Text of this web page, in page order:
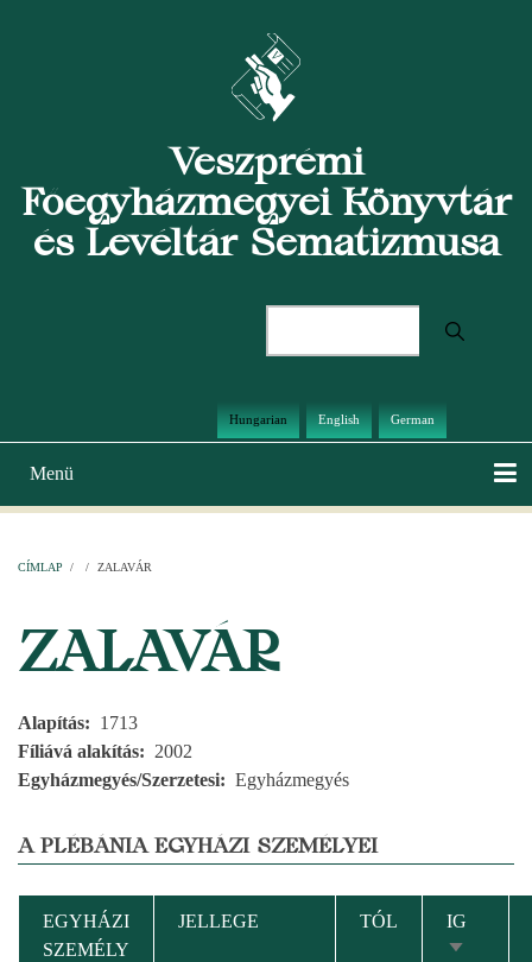
Veszprémi
Főegyházmegyei Könyvtár
és Levéltár Sematizmusa
Hungarian English German
Main
navigation
Menü
CÍMLAP / / ZALAVÁR
ZALAVÁR
Alapítás
1713
Fíliává alakítás
2002
Egyházmegyés/Szerzetesi
Egyházmegyés
A PLÉBÁNIA EGYHÁZI SZEMÉLYEI
EGYHÁZI
SZEMÉLY
JELLEGE TÓL
IG